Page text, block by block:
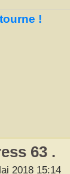
!
63 .
2018 15:14